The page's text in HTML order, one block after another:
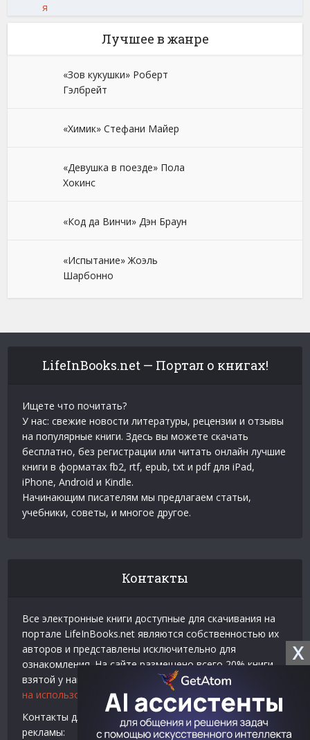
X
я
Лучшее в жанре
«Зов кукушки» Роберт
Гэлбрейт
«Химик» Стефани Майер
«Девушка в поезде» Пола
Хокинс
«Код да Винчи» Дэн Браун
«Испытание» Жоэль
Шарбонно
LifeInBooks.net — Портал о книгах!
Ищете что почитать?
У нас: свежие новости литературы, рецензии и отзывы
на популярные книги. Здесь вы можете скачать
бесплатно, без регистрации или читать онлайн лучшие
книги в форматах fb2, rtf, epub, txt и pdf для iPad,
iPhone, Android и Kindle.
Начинающим писателям мы предлагаем статьи,
учебники, советы, и многое другое.
Контакты
Все электронные книги доступные для скачивания на
портале LifeInBooks.net являются собственностью их
авторов и представлены исключительно для
ознакомления. На сайте размещено всего 20% книги
взятой у нашего партнера
Официальное разрешение
на использование материалов Litres .
Контакты для связи по вопросам авторского права и
рекламы: